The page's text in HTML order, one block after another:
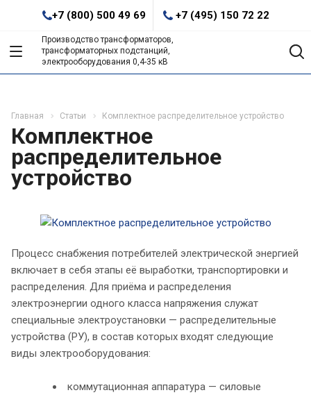
+7 (800) 500 49 69 +7 (495) 150 72 22
Производство трансформаторов,
трансформаторных подстанций,
электрооборудования 0,4-35 кВ
Главная Статьи Комплектное распределительное устройство
Комплектное
распределительное
устройство
Процесс снабжения потребителей электрической энергией
включает в себя этапы её выработки, транспортировки и
распределения. Для приёма и распределения
электроэнергии одного класса напряжения служат
специальные электроустановки — распределительные
устройства (РУ), в состав которых входят следующие
виды электрооборудования:
коммутационная аппаратура — силовые